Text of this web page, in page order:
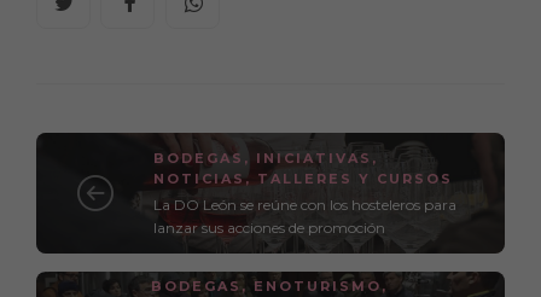
BODEGAS , INICIATIVAS ,
NOTICIAS , TALLERES Y CURSOS
La DO León se reúne con los hosteleros para
lanzar sus acciones de promoción
BODEGAS , ENOTURISMO ,